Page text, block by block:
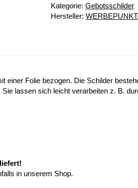
Kategorie: Gebotsschilder
Hersteller: WERBEPUNKT.
Folie bezogen. Die Schilder
lassen sich leicht verarbeiten z. B.
in unserem Shop.